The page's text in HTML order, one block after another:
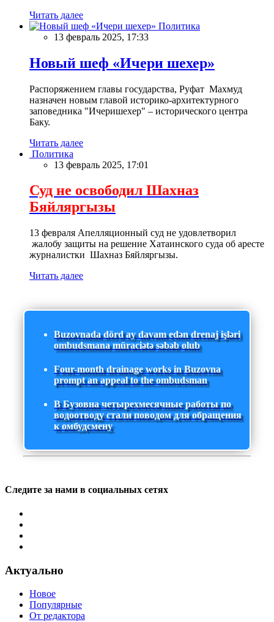
Читать далее
Политика
13 февраль 2025, 17:33
Новый шеф «Ичери шехер»
Распоряжением главы государства, Руфат Махмуд
назначен новым главой историко-архитектурного
заповедника "Ичеришехер" – исторического центра
Баку.
Читать далее
Политика
13 февраль 2025, 17:01
Суд не освободил Шахназ
Бяйляргызы
13 февраля Апелляционный суд не удовлетворил
жалобу защиты на решение Хатаинского суда об аресте
журналистки Шахназ Бяйляргызы.
Читать далее
Buzovnada dörd ay davam edən drenaj işləri
ombudsmana müraciətə səbəb olub
Four-month drainage works in Buzovna
prompt an appeal to the ombudsman
В Бузовна четырехмесячные работы по
водоотводу стали поводом для обращения
к омбудсмену
Следите за нами в социальных сетях
Актуально
Новое
Популярные
От редактора